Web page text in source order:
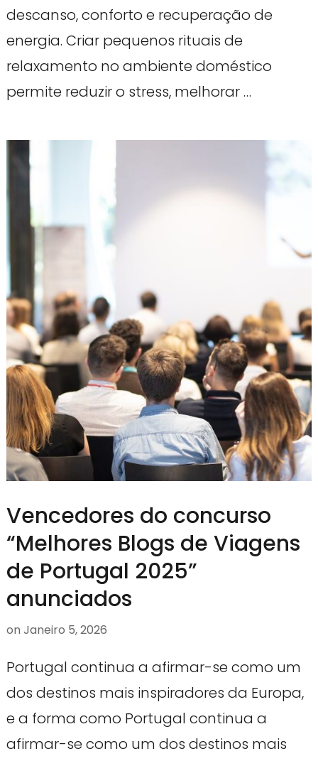
descanso, conforto e recuperação de
energia. Criar pequenos rituais de
relaxamento no ambiente doméstico
permite reduzir o stress, melhorar …
Vencedores do concurso
“Melhores Blogs de Viagens
de Portugal 2025”
anunciados
on Janeiro 5, 2026
Portugal continua a afirmar-se como um
dos destinos mais inspiradores da Europa,
e a forma como Portugal continua a
afirmar-se como um dos destinos mais